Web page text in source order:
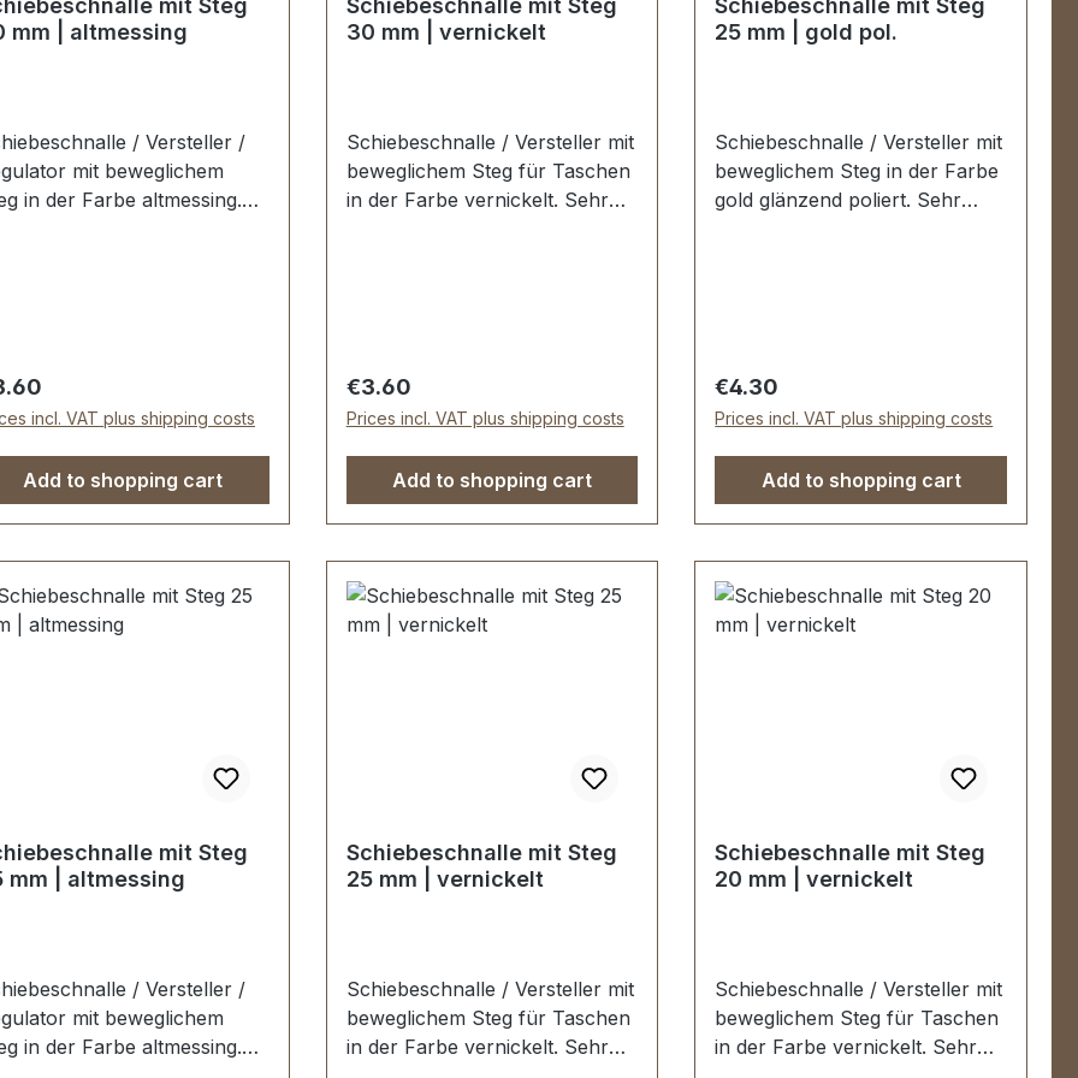
mit Steg
mm | altmessing
/ Versteller /
mit beweglichem
in der Farbe altmessing.
galvanisch veredelt,
dauerhaft farbecht und
30 mm,
ca. 22 mm.
1 Stück
price:
incl. VAT plus shipping costs
Add to shopping cart
Schiebeschnalle mit Steg
30 mm | vernickelt
Schiebeschnalle / Versteller mit
beweglichem Steg für Taschen
in der Farbe vernickelt. Sehr
hochwertig galvanisch veredelt,
somit dauerhaft farbecht und
schön. Durchlassweite: 30 mm,
Durchlasshöhe: ca. 22 mm.
Lieferumfang: 1 Stück
Schiebeschnalle mit
Regular price:
€3.60
Prices incl. VAT plus shipping costs
Add to shopping cart
Schiebeschnalle mit Steg
25 mm | gold pol.
Schiebeschnalle / Versteller mit
beweglichem Steg in der Farbe
gold glänzend poliert. Sehr
hochwertig galvanisch veredelt,
somit dauerhaft farbecht und
schön. Durchlassweite: 25 mm,
Durchlasshöhe: ca. 20 mm.
Lieferumfang: 1 Stück
Schiebeschnalle mit
Regular price:
€4.30
Prices incl. VAT plus shipping costs
Add to shopping cart
mit Steg
mm | altmessing
/ Versteller /
mit beweglichem
in der Farbe altmessing.
Schiebeschnalle mit Steg
25 mm | vernickelt
Schiebeschnalle / Versteller mit
beweglichem Steg für Taschen
in der Farbe vernickelt. Sehr
Schiebeschnalle mit Steg
20 mm | vernickelt
Schiebeschnalle / Versteller mit
beweglichem Steg für Taschen
in der Farbe vernickelt. Sehr